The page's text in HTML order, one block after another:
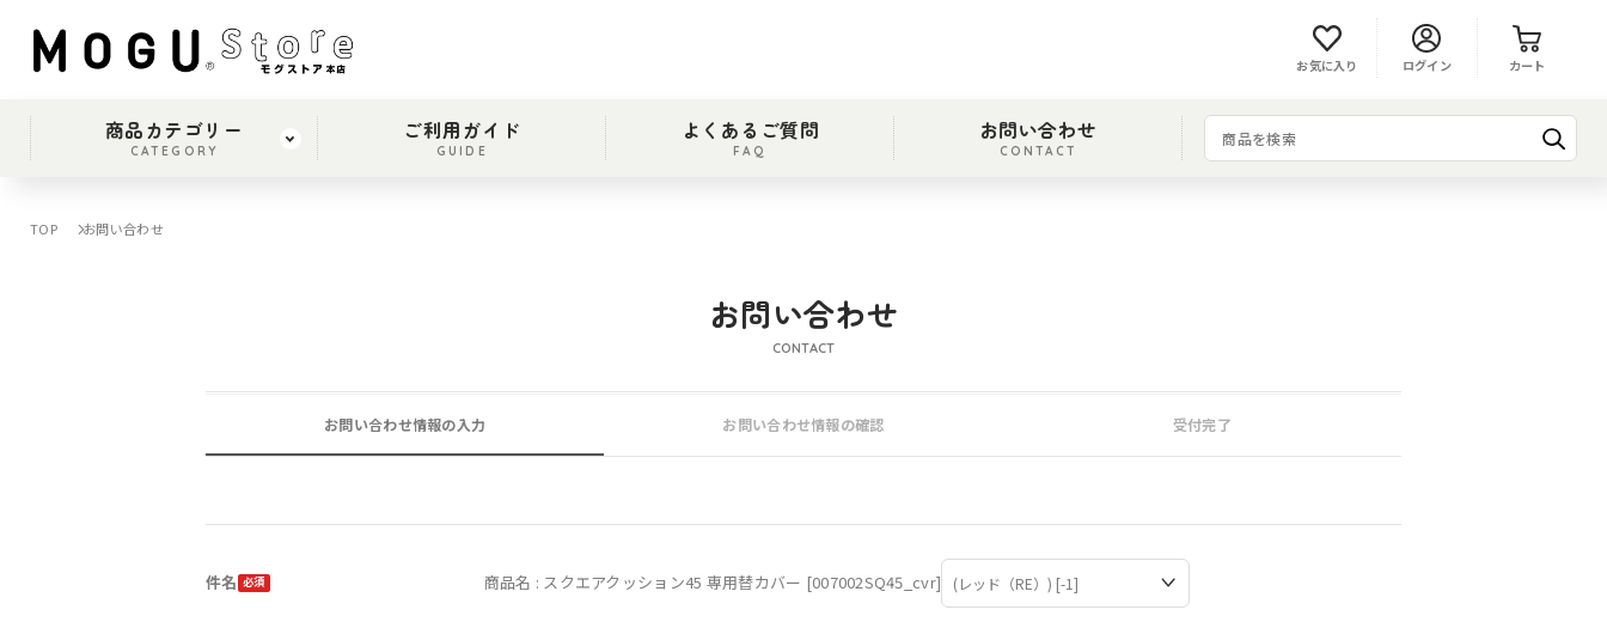
ログイン
お気に入り カート
商品カテゴリー
CATEGORY
ご利用ガイド
GUIDE
よくあるご質問
FAQ
お問い合わせ
CONTACT
TOP お問い合わせ
お問い合わせ
CONTACT
お問い合わせ情報の入力 お問い合わせ情報の確認 受付完了
件名 商品名 : スクエアクッション45 専用替カバー [007002SQ45_cvr]